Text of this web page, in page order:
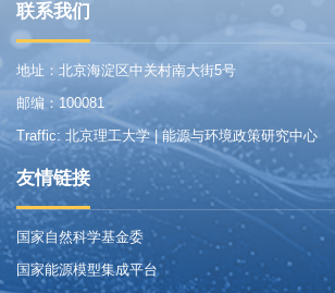
联系我们
地址：北京海淀区中关村南大街5号
邮编：100081
Traffic: 北京理工大学 | 能源与环境政策研究中心
友情链接
国家自然科学基金委
国家能源模型集成平台